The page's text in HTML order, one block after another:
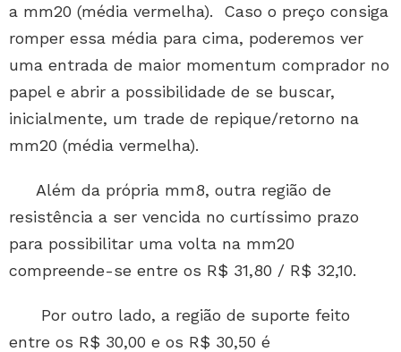
a mm20 (média vermelha). Caso o preço consiga
romper essa média para cima, poderemos ver
uma entrada de maior momentum comprador no
papel e abrir a possibilidade de se buscar,
inicialmente, um trade de repique/retorno na
mm20 (média vermelha).
Além da própria mm8, outra região de
resistência a ser vencida no curtíssimo prazo
para possibilitar uma volta na mm20
compreende-se entre os R$ 31,80 / R$ 32,10.
Por outro lado, a região de suporte feito
entre os R$ 30,00 e os R$ 30,50 é